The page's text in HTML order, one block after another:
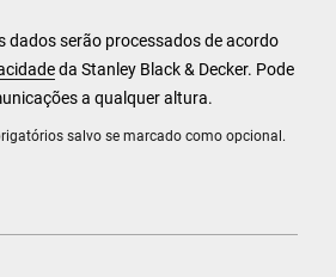
salvo se marcado como opcional.
dados serão processados de acordo
da Stanley Black & Decker. Pode
a qualquer altura.